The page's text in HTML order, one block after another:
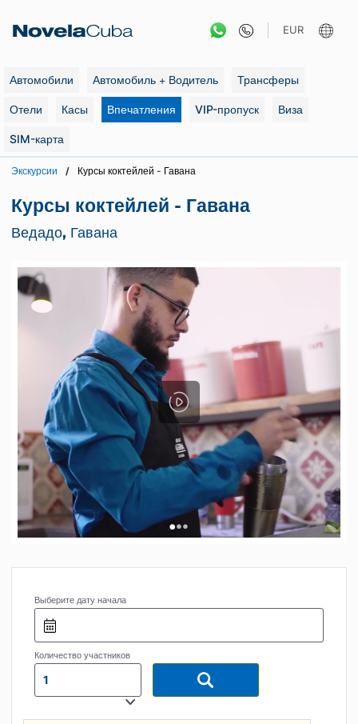
EUR
Автомобили Автомобиль + Водитель Трансферы
Отели Касы Впечатления VIP-пропуск Виза
SIM-карта
Экскурсии Курсы коктейлей - Гавана
Курсы коктейлей - Гавана
Ведадо, Гавана
•••
Выберите дату начала
Количество участников
1